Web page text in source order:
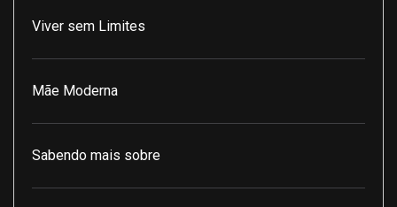
Viver sem Limites
Mãe Moderna
Sabendo mais sobre